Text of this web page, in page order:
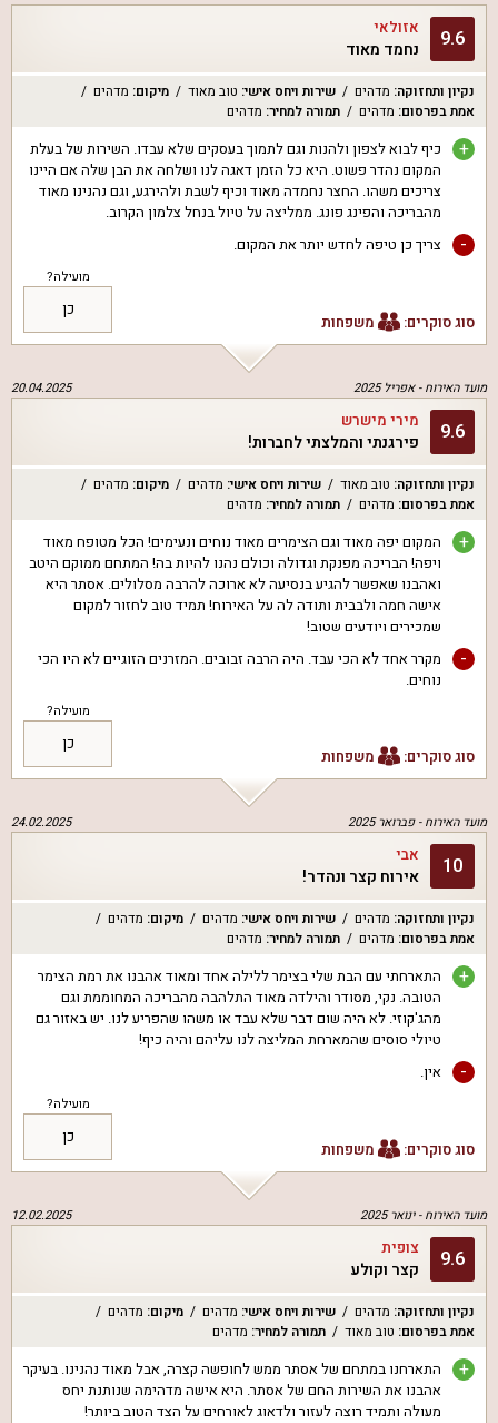
9.6 אזולאי
נחמד מאוד
נקיון ותחזוקה: מדהים שירות ויחס אישי: טוב מאוד מיקום: מדהים
אמת בפרסום: מדהים תמורה למחיר: מדהים
+
כיף לבוא לצפון ולהנות וגם לתמוך בעסקים שלא עבדו. השירות של בעלת
המקום נהדר פשוט. היא כל הזמן דאגה לנו ושלחה את הבן שלה אם היינו
צריכים משהו. החצר נחמדה מאוד וכיף לשבת ולהירגע, וגם נהנינו מאוד
מהבריכה והפינג פונג. ממליצה על טיול בנחל צלמון הקרוב.
- צריך כן טיפה לחדש יותר את המקום.
סוג סוקרים: משפחות
מועילה?
כן
מועד האירוח -אפריל 2025 20.04.2025
9.6 מירי מישרש
פירגנתי והמלצתי לחברות!
נקיון ותחזוקה: טוב מאוד שירות ויחס אישי: מדהים מיקום: מדהים
אמת בפרסום: מדהים תמורה למחיר: מדהים
+
המקום יפה מאוד וגם הצימרים מאוד נוחים ונעימים! הכל מטופח מאוד
ויפה! הבריכה מפנקת וגדולה וכולם נהנו להיות בה! המתחם ממוקם היטב
ואהבנו שאפשר להגיע בנסיעה לא ארוכה להרבה מסלולים. אסתר היא
אישה חמה ולבבית ותודה לה על האירוח! תמיד טוב לחזור למקום
שמכירים ויודעים שטוב!
-
מקרר אחד לא הכי עבד. היה הרבה זבובים. המזרנים הזוגיים לא היו הכי
נוחים.
סוג סוקרים: משפחות
מועילה?
כן
מועד האירוח -פברואר 2025 24.02.2025
10 אבי
אירוח קצר ונהדר!
נקיון ותחזוקה: מדהים שירות ויחס אישי: מדהים מיקום: מדהים
אמת בפרסום: מדהים תמורה למחיר: מדהים
+
התארחתי עם הבת שלי בצימר ללילה אחד ומאוד אהבנו את רמת הצימר
הטובה. נקי, מסודר והילדה מאוד התלהבה מהבריכה המחוממת וגם
מהג'קוזי. לא היה שום דבר שלא עבד או משהו שהפריע לנו. יש באזור גם
טיולי סוסים שהמארחת המליצה לנו עליהם והיה כיף!
- אין.
סוג סוקרים: משפחות
מועילה?
כן
מועד האירוח -ינואר 2025 12.02.2025
9.6 צופית
קצר וקולע
נקיון ותחזוקה: מדהים שירות ויחס אישי: מדהים מיקום: מדהים
אמת בפרסום: טוב מאוד תמורה למחיר: מדהים
+
התארחנו במתחם של אסתר ממש לחופשה קצרה, אבל מאוד נהנינו. בעיקר
אהבנו את השירות החם של אסתר. היא אישה מדהימה שנותנת יחס
מעולה ותמיד רוצה לעזור ולדאוג לאורחים על הצד הטוב ביותר!